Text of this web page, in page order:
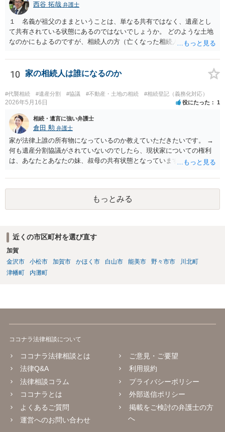
西谷 拓哉 弁護士
１ 名義が祖父のままということは、単なる共有ではなく、遺産とし
て共有されている状態にあるのではないでしょうか。 どのような土地
なのかにもよるのですが、相続人の方（亡くなった相続人がおられる
の申立てを行うことが考えられます。 たとえば、みなが要らない土地
建物ということであれば、遺産分割協議の中で、申立人のお父様が全
ることなどは一つ考えられるかなと思います。 なお、遺産としての共
有と、通常の共有が混在している場合はまた少し話が変わってきます
のでご留意ください。 ２ 法テラスの利用については各法律事務所に
直接お尋ねされるとよいと思います。一定の収入や預貯金がお父さま
にある場合は ご利用が難しい場合があります。
10 家の相続人は誰になるのか
#代襲相続 #遺産分割 #協議 #不動産・土地の相続 #相続登記（義務化対応）
2026年5月16日 役にたった 1
相続・遺言に強い弁護士
倉田 勲 弁護士
家が法律上誰の所有物になっているのか教えていただきたいです。 →
何も遺産分割協議がされていないのでしたら、現状家についての権利
は、あなたとあなたの妹、叔母の共有状態となっています。 相続割合
が祖父から相続した１/４は相続人全員が相続放棄したため相続人不在
の状態です。 そのため相続持ち分の登記のみであれば上記の割合での
登記をすれば足りますが、仮に家を処分するのであればお父様の１/４
に関して相続財産清算人を選任してその清算人含めて処分の手続きを
もっとみる
近くの市区町村を選び直す
加賀
金沢市
小松市 加賀市 かほく市 白山市 能美市 野々市市
川北町
津幡町
内灘町
ココナラ法律相談について
ココナラ法律相談とは
法律Q&A
法律相談コラム
ココナラとは
よくあるご質問
運営へのお問い合わせ
ご意見・ご要望
利用規約
プライバシーポリシー
外部送信ポリシー
掲載をご検討の弁護士の方
へ